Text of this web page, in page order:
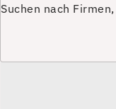
Suchen nach